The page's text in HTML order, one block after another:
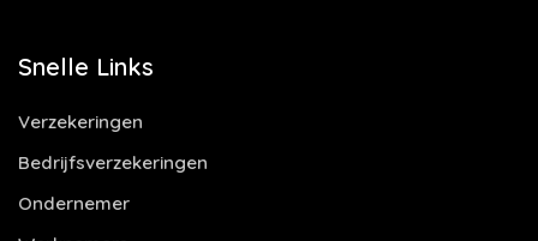
Snelle Links
Verzekeringen
Bedrijfsverzekeringen
Ondernemer